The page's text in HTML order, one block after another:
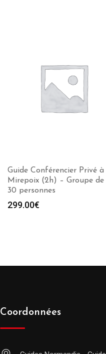
Guide Conférencier Privé à
Mirepoix (2h) – Groupe de
30 personnes
299.00€
Coordonnées